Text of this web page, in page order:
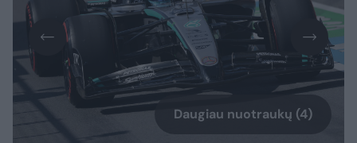
Daugiau nuotraukų (4)